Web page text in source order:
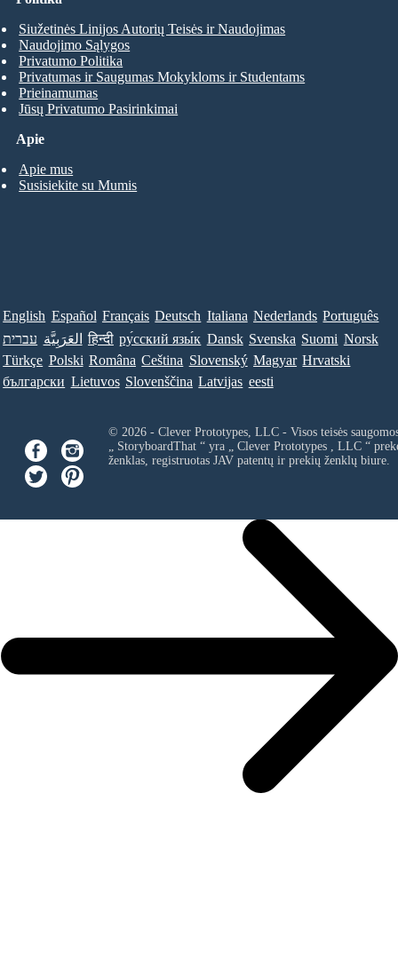
Apie
Apie mus
Susisiekite su Mumis
Siužetinės Linijos Autorių Teisės ir Naudojimas
Naudojimo Sąlygos
Privatumo Politika
Privatumas ir Saugumas Mokykloms ir Studentams
Prieinamumas
Jūsų Privatumo Pasirinkimai
English Español Français Deutsch Italiana Nederlands Português
עברית العَرَبِيَّة हिन्दी ру́сский язы́к Dansk Svenska Suomi Norsk
Türkçe Polski Româna Ceština Slovenský Magyar Hrvatski
български Lietuvos Slovenščina Latvijas eesti
© 2026 - Clever Prototypes, LLC - Visos teisės
„ StoryboardThat “ yra „ Clever Prototypes , LLC“
ženklas, registruotas JAV patentų ir prekių ženklų biure.